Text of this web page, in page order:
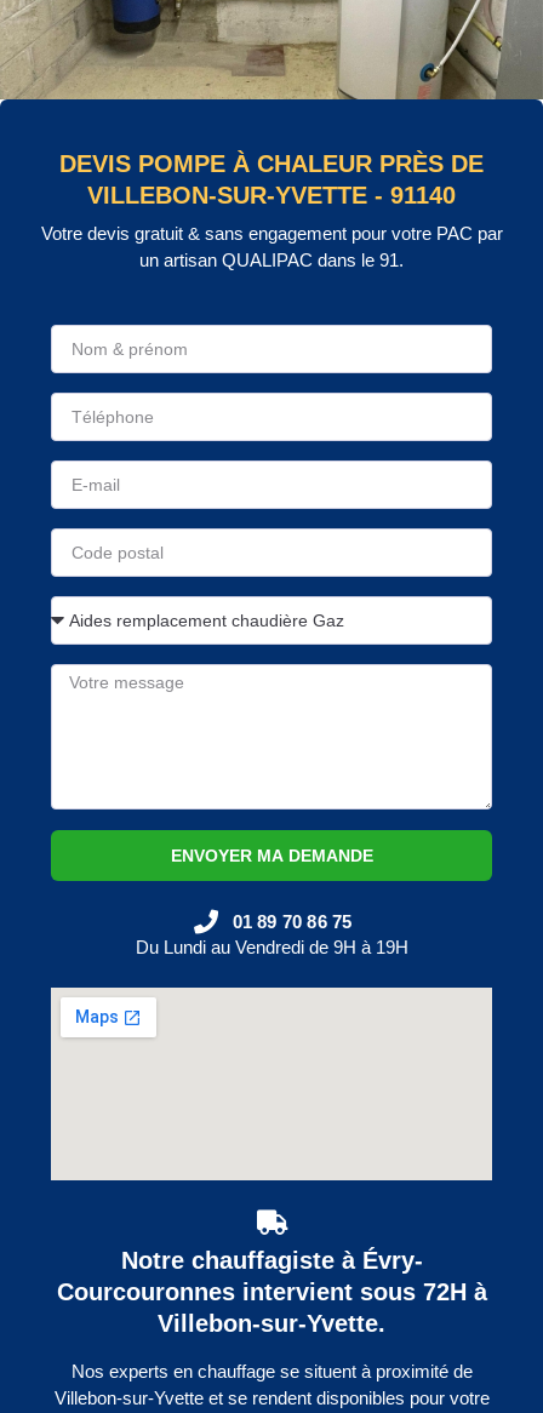
DEVIS POMPE À CHALEUR PRÈS DE
VILLEBON-SUR-YVETTE - 91140
Votre devis gratuit & sans engagement pour votre PAC par
un artisan QUALIPAC dans le 91.
ENVOYER MA DEMANDE
01 89 70 86 75
Du Lundi au Vendredi de 9H à 19H
Notre chauffagiste à Évry-
Courcouronnes intervient sous 72H à
Villebon-sur-Yvette.
Nos experts en chauffage se situent à proximité de
Villebon-sur-Yvette et se rendent disponibles pour votre